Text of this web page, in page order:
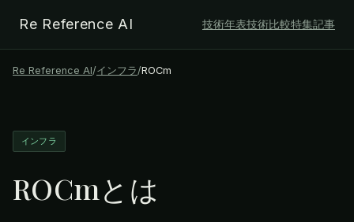
Re Reference AI 技術年表技術比較特集記事
Re Reference AI/インフラ/ROCm
インフラ
ROCmとは